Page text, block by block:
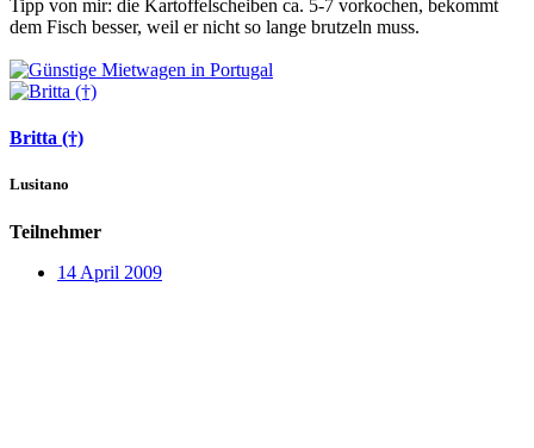
Tipp von mir: die Kartoffelscheiben ca. 5-7 vorkochen, bekommt
dem Fisch besser, weil er nicht so lange brutzeln muss.
Britta (†)
Lusitano
Teilnehmer
14 April 2009